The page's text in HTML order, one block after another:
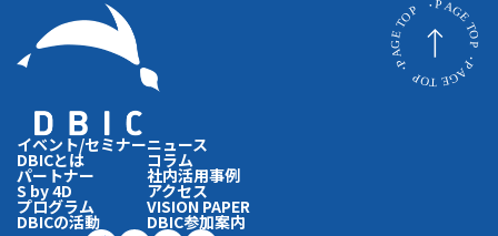
イベント/セミナー
DBICとは
パートナー
S by 4D
プログラム
DBICの活動
ニュース
コラム
社内活用事例
アクセス
VISION PAPER
DBIC参加案内